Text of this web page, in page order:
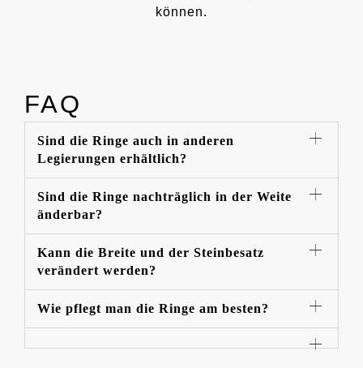
können.
FAQ
Sind die Ringe auch in anderen
Legierungen erhältlich?
Sind die Ringe nachträglich in der Weite
änderbar?
Kann die Breite und der Steinbesatz
verändert werden?
Wie pflegt man die Ringe am besten?